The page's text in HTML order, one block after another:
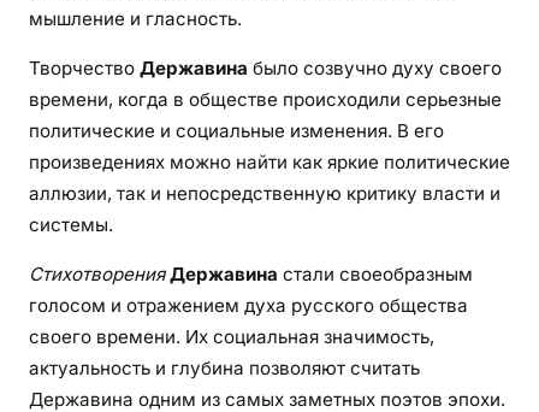
мышление и гласность.
Творчество Державина было созвучно духу своего
времени, когда в обществе происходили серьезные
политические и социальные изменения. В его
произведениях можно найти как яркие политические
аллюзии, так и непосредственную критику власти и
системы.
Стихотворения Державина стали своеобразным
голосом и отражением духа русского общества
своего времени. Их социальная значимость,
актуальность и глубина позволяют считать
Державина одним из самых заметных поэтов эпохи.